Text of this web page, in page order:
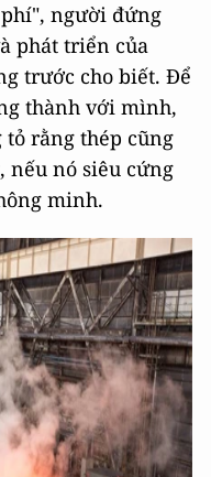
người đứng
phát triển của
trước cho biết. Để
thành với mình,
tỏ rằng thép cũng
nếu nó siêu cứng
minh.